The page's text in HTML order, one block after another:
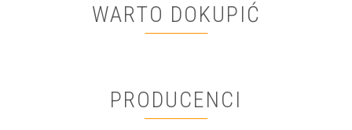
WARTO DOKUPIĆ
PRODUCENCI